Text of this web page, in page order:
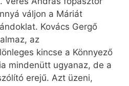
váljon a Máriát
Kovács Gergő
az
kincse a Könnyező
mindenütt ugyanaz, de a
erejű. Azt üzeni,